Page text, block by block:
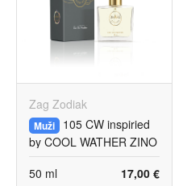
Zag Zodiak
Muži
105 CW inspiried
by COOL WATHER ZINO
DAVIDOFF
17,00 €
50 ml